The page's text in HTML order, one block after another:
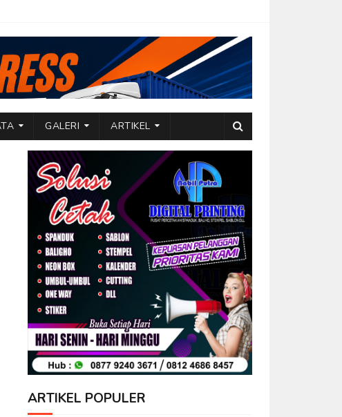
GALERI ARTIKEL
ARTIKEL POPULER